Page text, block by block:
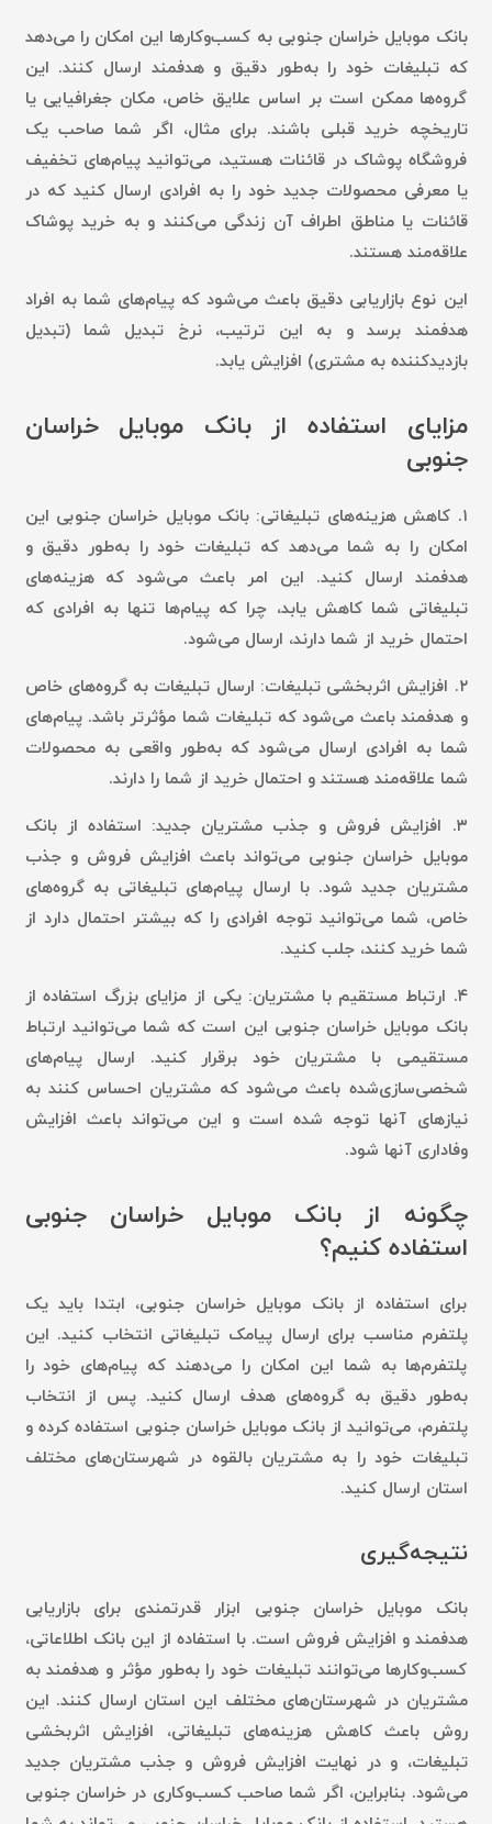
بانک موبایل خراسان جنوبی به کسب‌وکارها این امکان را می‌دهد
که تبلیغات خود را به‌طور دقیق و هدفمند ارسال کنند. این
گروه‌ها ممکن است بر اساس علایق خاص، مکان جغرافیایی یا
تاریخچه خرید قبلی باشند. برای مثال، اگر شما صاحب یک
فروشگاه پوشاک در قائنات هستید، می‌توانید پیام‌های تخفیف
یا معرفی محصولات جدید خود را به افرادی ارسال کنید که در
قائنات یا مناطق اطراف آن زندگی می‌کنند و به خرید پوشاک
علاقه‌مند هستند.
این نوع بازاریابی دقیق باعث می‌شود که پیام‌های شما به افراد
هدفمند برسد و به این ترتیب، نرخ تبدیل شما (تبدیل
بازدیدکننده به مشتری) افزایش یابد.
مزایای استفاده از بانک موبایل خراسان
جنوبی
۱. کاهش هزینه‌های تبلیغاتی: بانک موبایل خراسان جنوبی این
امکان را به شما می‌دهد که تبلیغات خود را به‌طور دقیق و
هدفمند ارسال کنید. این امر باعث می‌شود که هزینه‌های
تبلیغاتی شما کاهش یابد، چرا که پیام‌ها تنها به افرادی که
احتمال خرید از شما دارند، ارسال می‌شود.
۲. افزایش اثربخشی تبلیغات: ارسال تبلیغات به گروه‌های خاص
و هدفمند باعث می‌شود که تبلیغات شما مؤثرتر باشد. پیام‌های
شما به افرادی ارسال می‌شود که به‌طور واقعی به محصولات
شما علاقه‌مند هستند و احتمال خرید از شما را دارند.
۳. افزایش فروش و جذب مشتریان جدید: استفاده از بانک
موبایل خراسان جنوبی می‌تواند باعث افزایش فروش و جذب
مشتریان جدید شود. با ارسال پیام‌های تبلیغاتی به گروه‌های
خاص، شما می‌توانید توجه افرادی را که بیشتر احتمال دارد از
شما خرید کنند، جلب کنید.
۴. ارتباط مستقیم با مشتریان:یکی از مزایای بزرگ استفاده از
بانک موبایل خراسان جنوبی این است که شما می‌توانید ارتباط
مستقیمی با مشتریان خود برقرار کنید. ارسال پیام‌های
شخصی‌سازی‌شده باعث می‌شود که مشتریان احساس کنند به
نیازهای آنها توجه شده است و این می‌تواند باعث افزایش
وفاداری آنها شود.
چگونه از بانک موبایل خراسان جنوبی
استفاده کنیم؟
برای استفاده از بانک موبایل خراسان جنوبی، ابتدا باید یک
پلتفرم مناسب برای ارسال پیامک تبلیغاتی انتخاب کنید. این
پلتفرم‌ها به شما این امکان را می‌دهند که پیام‌های خود را
به‌طور دقیق به گروه‌های هدف ارسال کنید. پس از انتخاب
پلتفرم، می‌توانید از بانک موبایل خراسان جنوبی استفاده کرده و
تبلیغات خود را به مشتریان بالقوه در شهرستان‌های مختلف
استان ارسال کنید.
نتیجه‌گیری
بانک موبایل خراسان جنوبی ابزار قدرتمندی برای بازاریابی
هدفمند و افزایش فروش است. با استفاده از این بانک اطلاعاتی،
کسب‌وکارها می‌توانند تبلیغات خود را به‌طور مؤثر و هدفمند به
مشتریان در شهرستان‌های مختلف این استان ارسال کنند. این
روش باعث کاهش هزینه‌های تبلیغاتی، افزایش اثربخشی
تبلیغات، و در نهایت افزایش فروش و جذب مشتریان جدید
می‌شود. بنابراین، اگر شما صاحب کسب‌وکاری در خراسان جنوبی